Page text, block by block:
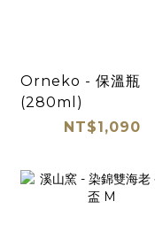
Orneko - 保溫瓶
(280ml)
NT$1,090